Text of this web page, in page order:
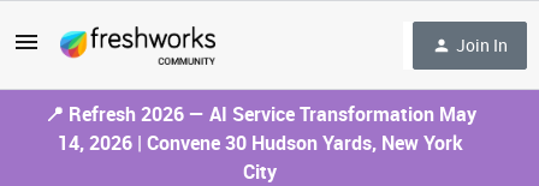
Join In
📍 Refresh 2026 — AI Service Transformation May
14, 2026 | Convene 30 Hudson Yards, New York
City